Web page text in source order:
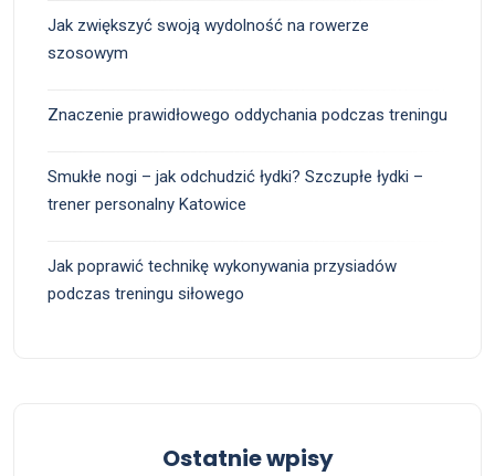
Jak zwiększyć swoją wydolność na rowerze
szosowym
Znaczenie prawidłowego oddychania podczas treningu
Smukłe nogi – jak odchudzić łydki? Szczupłe łydki –
trener personalny Katowice
Jak poprawić technikę wykonywania przysiadów
podczas treningu siłowego
Ostatnie wpisy